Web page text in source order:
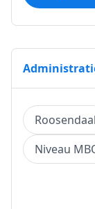
Roosendaal
Niveau